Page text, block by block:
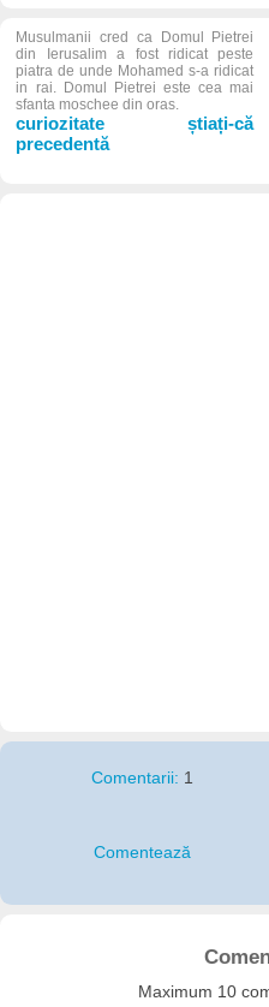
Musulmanii cred ca Domul Pietrei
din Ierusalim a fost ridicat peste
piatra de unde Mohamed s-a ridicat
in rai. Domul Pietrei este cea mai
sfanta moschee din oras.
curiozitate știați-că
precedentă
Comentarii: 1
Comentează
Maximum 10